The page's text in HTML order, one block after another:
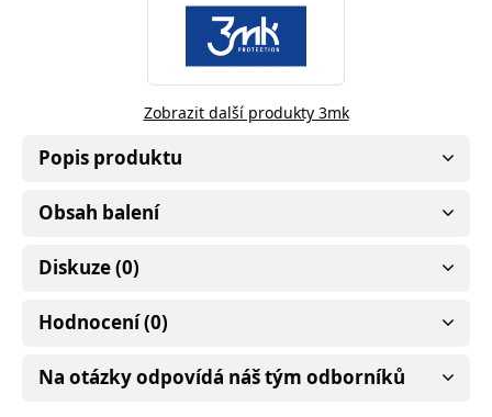
Zobrazit další produkty 3mk
Popis produktu
Obsah balení
Diskuze (0)
Hodnocení (0)
Na otázky odpovídá náš tým odborníků